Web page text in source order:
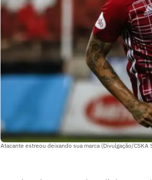
Atacante estreou deixando sua marca (Divulgação/CSKA